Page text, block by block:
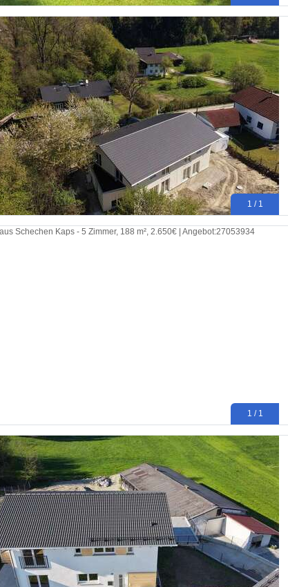
1 / 1
1 / 1